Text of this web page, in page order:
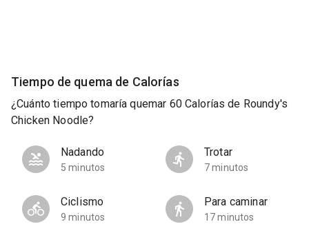
Tiempo de quema de Calorías
¿Cuánto tiempo tomaría quemar 60 Calorías de Roundy's
Chicken Noodle?
Nadando
5 minutos
Trotar
7 minutos
Ciclismo
9 minutos
Para caminar
17 minutos